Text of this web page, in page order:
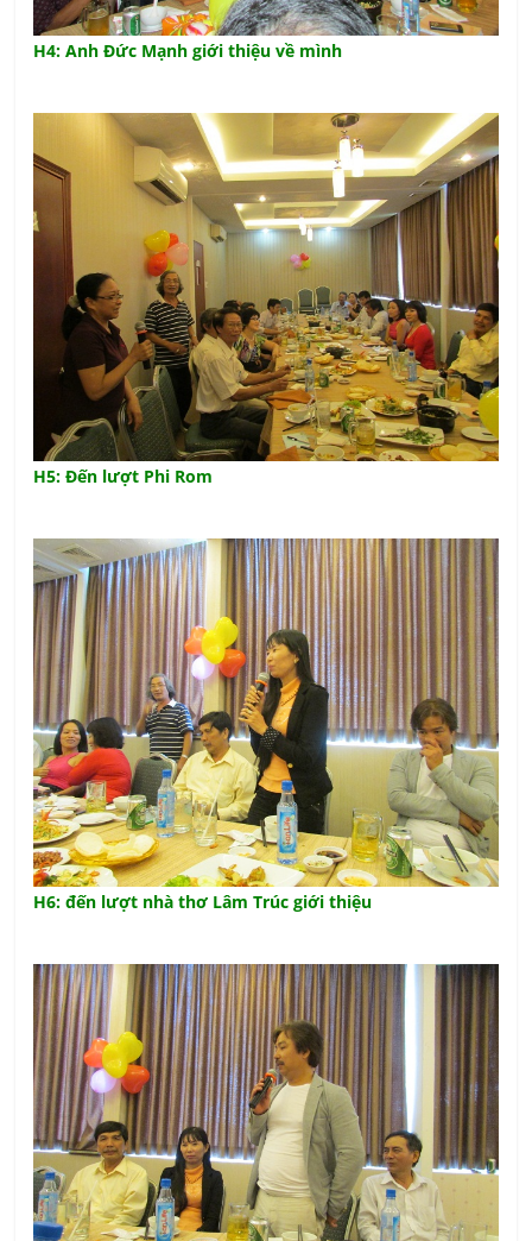
H4: Anh Đức Mạnh giới thiệu về mình
H5: Đến lượt Phi Rom
H6: đến lượt nhà thơ Lâm Trúc giới thiệu